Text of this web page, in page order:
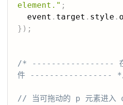
element." ;
  event
. target . style .
} ) ;
/* ----------------- 在放
件 -----------------
// 当可拖动的 p 元素进